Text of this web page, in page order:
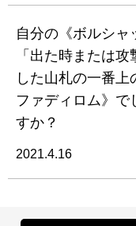
自分の《ボルシャ
「出た時または
した山札の一番
ファディロム》で
すか？
2021.4.16